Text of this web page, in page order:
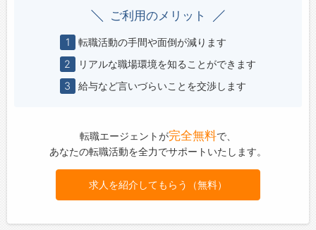
ご利用のメリット
1
転職活動の手間や面倒が減ります
2
リアルな職場環境を知ることができます
3
給与など言いづらいことを交渉します
転職エージェントが完全無料で、
あなたの転職活動を全力でサポートいたします。
求人を紹介してもらう（無料）